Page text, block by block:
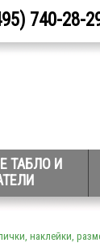
740-28-
ТАБЛО И
наклейки,